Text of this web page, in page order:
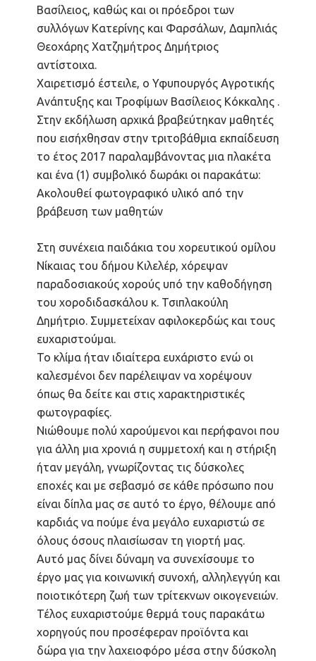
Βασίλειος, καθώς και οι πρόεδροι των
συλλόγων Κατερίνης και Φαρσάλων, Δαμπλιάς
Θεοχάρης Χατζημήτρος Δημήτριος
αντίστοιχα.
Χαιρετισμό έστειλε, ο Υφυπουργός Αγροτικής
Ανάπτυξης και Τροφίμων Βασίλειος Κόκκαλης .
Στην εκδήλωση αρχικά βραβεύτηκαν μαθητές
που εισήχθησαν στην τριτοβάθμια εκπαίδευση
το έτος 2017 παραλαμβάνοντας μια πλακέτα
και ένα (1) συμβολικό δωράκι οι παρακάτω:
Ακoλουθεί φωτογραφικό υλικό από την
βράβευση των μαθητών
Στη συνέχεια παιδάκια του χορευτικού ομίλου
Νίκαιας του δήμου Κιλελέρ, χόρεψαν
παραδοσιακούς χορούς υπό την καθοδήγηση
του χοροδιδασκάλου κ. Τσιπλακούλη
Δημήτριο. Συμμετείχαν αφιλοκερδώς και τους
ευχαριστούμαι.
Το κλίμα ήταν ιδιαίτερα ευχάριστο ενώ οι
καλεσμένοι δεν παρέλειψαν να χορέψουν
όπως θα δείτε και στις χαρακτηριστικές
φωτογραφίες.
Νιώθουμε πολύ χαρούμενοι και περήφανοι που
για άλλη μια χρονιά η συμμετοχή και η στήριξη
ήταν μεγάλη, γνωρίζοντας τις δύσκολες
εποχές και με σεβασμό σε κάθε πρόσωπο που
είναι δίπλα μας σε αυτό το έργο, θέλουμε από
καρδιάς να πούμε ένα μεγάλο ευχαριστώ σε
όλους όσους πλαισίωσαν τη γιορτή μας.
Αυτό μας δίνει δύναμη να συνεχίσουμε το
έργο μας για κοινωνική συνοχή, αλληλεγγύη και
ποιοτικότερη ζωή των τρίτεκνων οικογενειών.
Τέλος ευχαριστούμε θερμά τους παρακάτω
χορηγούς που προσέφεραν προϊόντα και
δώρα για την λαχειοφόρο μέσα στην δύσκολη